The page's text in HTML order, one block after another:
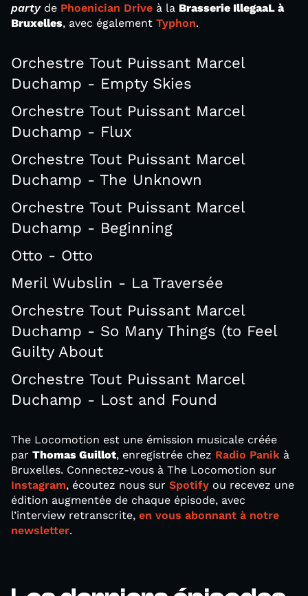
partyde Phoenician Drive à la Brasserie IllegaaL à
Bruxelles, avec également Typhon.
Orchestre Tout Puissant Marcel
Duchamp - Empty Skies
Orchestre Tout Puissant Marcel
Duchamp - Flux
Orchestre Tout Puissant Marcel
Duchamp - The Unknown
Orchestre Tout Puissant Marcel
Duchamp - Beginning
Otto - Otto
Meril Wubslin - La Traversée
Orchestre Tout Puissant Marcel
Duchamp - So Many Things (to Feel
Guilty About
Orchestre Tout Puissant Marcel
Duchamp - Lost and Found
The Locomotion est une émission musicale créée
par Thomas Guillot, enregistrée chez Radio Panik à
Bruxelles. Connectez-vous à The Locomotion sur
Instagram, écoutez nous sur Spotify ou recevez une
édition augmentée de chaque épisode, avec
l’interview retranscrite, en vous abonnant à notre
newsletter.